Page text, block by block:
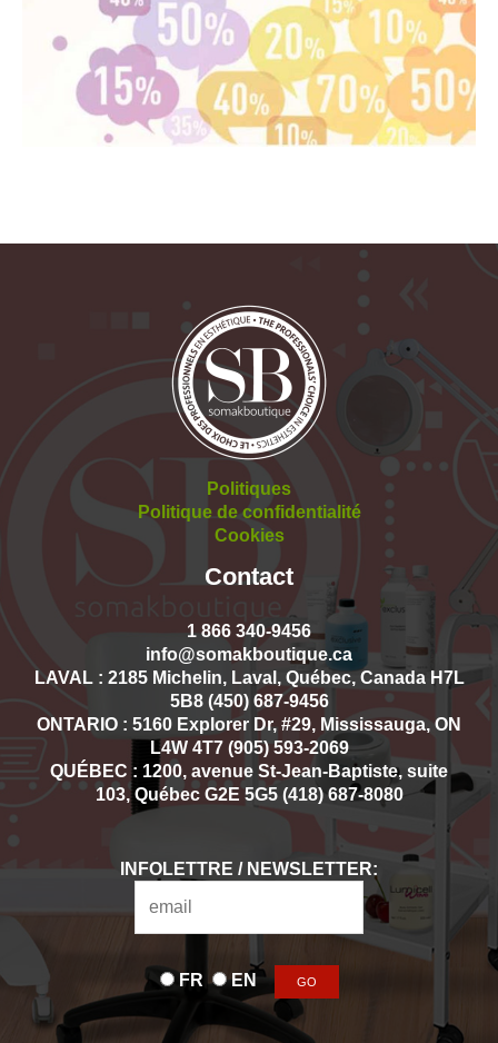
Politiques
Politique de confidentialité
Cookies
Contact
1 866 340-9456
info@somakboutique.ca
LAVAL : 2185 Michelin, Laval, Québec, Canada H7L
5B8 (450) 687-9456
ONTARIO : 5160 Explorer Dr, #29, Mississauga, ON
L4W 4T7 (905) 593-2069
QUÉBEC : 1200, avenue St-Jean-Baptiste, suite
103, Québec G2E 5G5 (418) 687-8080
INFOLETTRE / NEWSLETTER:
FR EN